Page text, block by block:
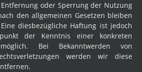
oder Sperrung der Nutzung
den allgemeinen Gesetzen bleiben
diesbezügliche Haftung ist jedoch
der Kenntnis einer konkreten
möglich. Bei Bekanntwerden von
werden wir diese